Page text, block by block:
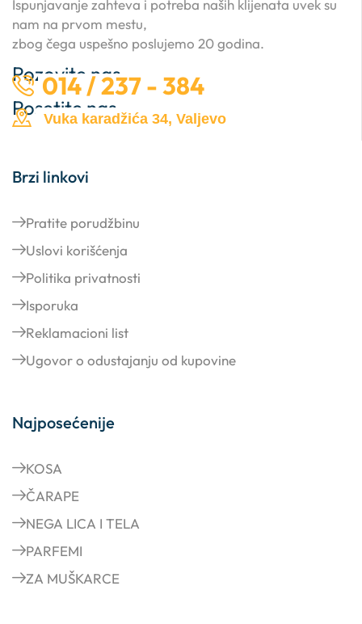
Ispunjavanje zahteva i potreba naših klijenata uvek su
nam na prvom mestu,
zbog čega uspešno poslujemo 20 godina.
Pozovite nas …
014 / 237 - 384
Posetite nas …
Pratite porudžbinu
Uslovi korišćenja
Politika privatnosti
Isporuka
Reklamacioni list
KOSA
ČARAPE
NEGA LICA I TELA
PARFEMI